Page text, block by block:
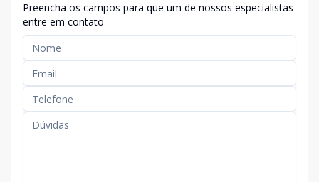
Preencha os campos para que um de nossos especialistas
entre em contato